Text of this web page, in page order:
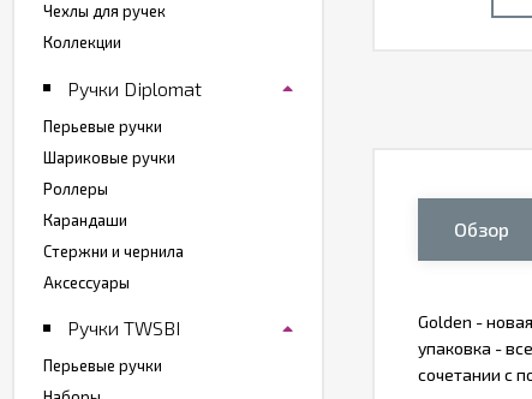
Обзор
Golden -
упаковка -
сочетании с
Чехлы для ручек
Коллекции
Ручки Diplomat
Перьевые ручки
Шариковые ручки
Роллеры
Карандаши
Стержни и чернила
Аксессуары
Ручки TWSBI
Перьевые ручки